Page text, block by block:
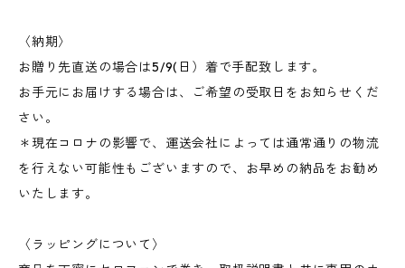
〈納期〉
お贈り先直送の場合は5/9(日）着で手配致します。
お手元にお届けする場合は、ご希望の受取日をお知らせくだ
さい。
＊現在コロナの影響で、運送会社によっては通常通りの物流
を行えない可能性もございますので、お早めの納品をお勧め
いたします。
〈ラッピングについて〉